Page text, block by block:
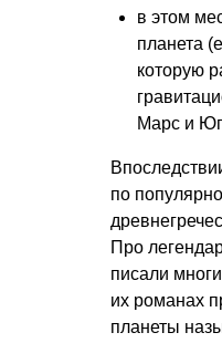
в этом
планета
которую
Марс и
по
Про
писали
их романах
планеты